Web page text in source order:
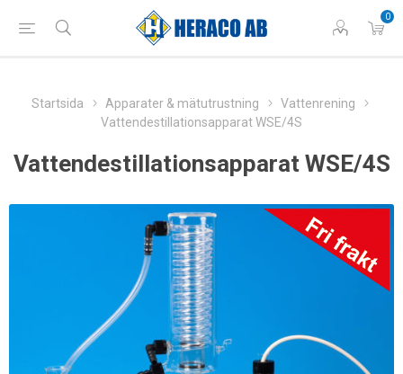
0
Startsida Apparater & mätutrustning
Vattenrening
Vattendestillationsapparat WSE/4S
Vattendestillationsapparat WSE/4S